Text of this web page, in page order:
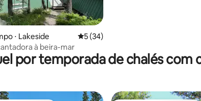
⋅ Lakeside 5 de uma avaliação média de 5, 34
5 (34)
à beira-mar
por temporada de chalés com